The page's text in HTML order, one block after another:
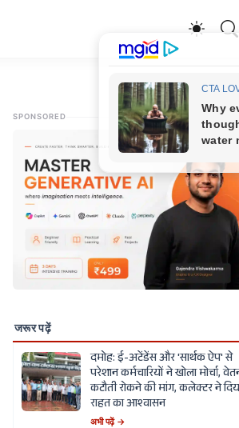
SPONSORED
जरूर पढ़ें
दमोह: ई-अटेंडेंस और 'सार्थक ऐप' से
परेशान कर्मचारियों ने खोला मोर्चा,
कटौती रोकने की मांग, कलेक्टर ने
राहत का आश्वासन
अभी पढ़ें →